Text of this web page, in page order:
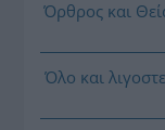
Όρθρος και
Όλο και